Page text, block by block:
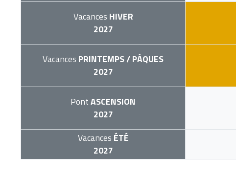
Vacances HIVER
2027
Vacances PRINTEMPS / PÂQUES
2027
PontASCENSION
2027
Vacances ÉTÉ
2027